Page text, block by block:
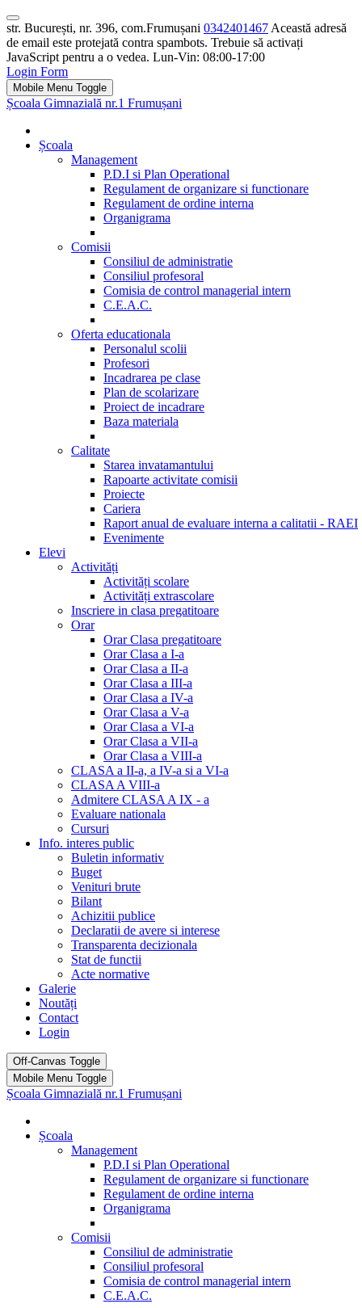
str. București, nr. 396, com.Frumușani 0342401467 Această adresă
de email este protejată contra spambots. Trebuie să activați
JavaScript pentru a o vedea. Lun-Vin: 08:00-17:00
Login Form
Mobile Menu Toggle
Școala Gimnazială nr.1 Frumușani
Școala
Management
P.D.I si Plan Operational
Regulament de organizare si functionare
Regulament de ordine interna
Organigrama
Comisii
Consiliul de administratie
Consiliul profesoral
Comisia de control managerial intern
C.E.A.C.
Oferta educationala
Personalul scolii
Profesori
Incadrarea pe clase
Plan de scolarizare
Proiect de incadrare
Baza materiala
Calitate
Starea invatamantului
Rapoarte activitate comisii
Proiecte
Cariera
Raport anual de evaluare interna a calitatii - RAEI
Evenimente
Elevi
Activități
Activități scolare
Activități extrascolare
Inscriere in clasa pregatitoare
Orar
Orar Clasa pregatitoare
Orar Clasa a I-a
Orar Clasa a II-a
Orar Clasa a III-a
Orar Clasa a IV-a
Orar Clasa a V-a
Orar Clasa a VI-a
Orar Clasa a VII-a
Orar Clasa a VIII-a
CLASA a II-a, a IV-a si a VI-a
CLASA A VIII-a
Admitere CLASA A IX - a
Evaluare nationala
Cursuri
Info. interes public
Buletin informativ
Buget
Venituri brute
Bilant
Achizitii publice
Declaratii de avere si interese
Transparenta decizionala
Stat de functii
Acte normative
Galerie
Noutăți
Contact
Login
Off-Canvas Toggle
Mobile Menu Toggle
Școala Gimnazială nr.1 Frumușani
Școala
Management
P.D.I si Plan Operational
Regulament de organizare si functionare
Regulament de ordine interna
Organigrama
Comisii
Consiliul de administratie
Consiliul profesoral
Comisia de control managerial intern
C.E.A.C.